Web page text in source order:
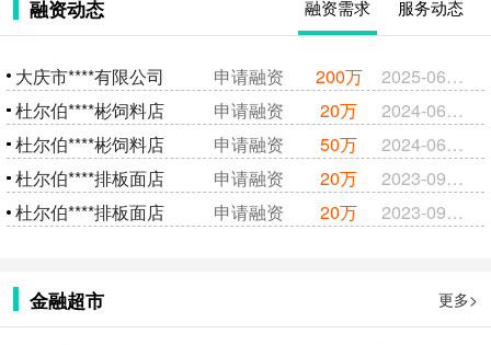
融资需求 服务动态
融资动态
大庆市****有限公司 申请融资 200万
2025-06-09
杜尔伯****彬饲料店
申请融资 20万
2024-06-12
杜尔伯****彬饲料店
申请融资 50万
2024-06-12
杜尔伯****排板面店
申请融资 20万
2023-09-05
杜尔伯****排板面店
申请融资 20万 2023-09-05
更多>
金融超市